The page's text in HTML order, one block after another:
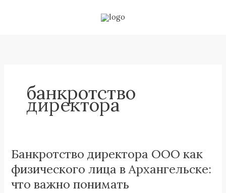
банкротство
директора
Банкротство директора ООО как
физического лица в Архангельске:
что важно понимать
Банкротство
директора
ООО
как